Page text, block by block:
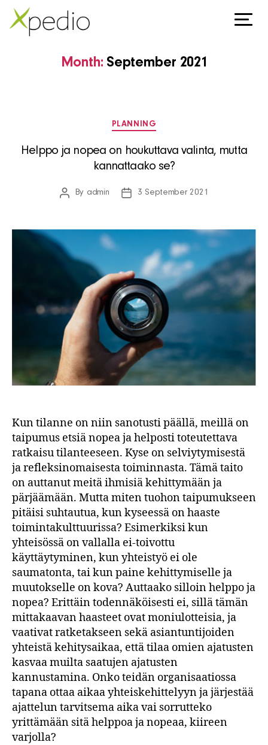
Month: September 2021
Categories
PLANNING
Helppo ja nopea on houkuttava valinta, mutta
kannattaako se?
PostBy admin
Post3 September 2021
Kun tilanne on niin sanotusti päällä, meillä on
taipumus etsiä nopea ja helposti toteutettava
ratkaisu tilanteeseen. Kyse on selviytymisestä
ja refleksinomaisesta toiminnasta. Tämä taito
on auttanut meitä ihmisiä kehittymään ja
pärjäämään. Mutta miten tuohon taipumukseen
pitäisi suhtautua, kun kyseessä on haaste
toimintakulttuurissa? Esimerkiksi kun
yhteisössä on vallalla ei-toivottu
käyttäytyminen, kun yhteistyö ei ole
saumatonta, tai kun paine kehittymiselle ja
muutokselle on kova? Auttaako silloin helppo ja
nopea? Erittäin todennäköisesti ei, sillä tämän
mittakaavan haasteet ovat moniulotteisia, ja
vaativat ratketakseen sekä asiantuntijoiden
yhteistä kehitysaikaa, että tilaa omien ajatusten
kasvaa muilta saatujen ajatusten
kannustamina. Onko teidän organisaatiossa
tapana ottaa aikaa yhteiskehittelyyn ja järjestää
ajattelun tarvitsema aika vai sorrutteko
yrittämään sitä helppoa ja nopeaa, kiireen
varjolla?